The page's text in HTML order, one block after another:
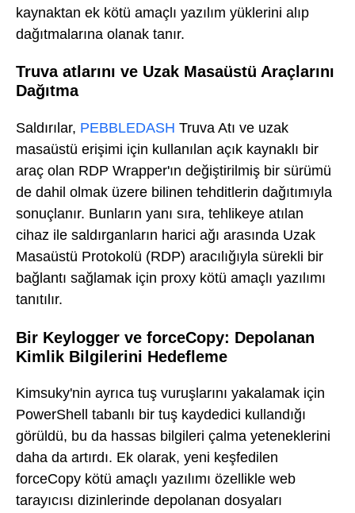
kaynaktan ek kötü amaçlı yazılım yüklerini alıp
dağıtmalarına olanak tanır.
Truva atlarını ve Uzak Masaüstü Araçlarını
Dağıtma
Saldırılar, PEBBLEDASH Truva Atı ve uzak
masaüstü erişimi için kullanılan açık kaynaklı bir
araç olan RDP Wrapper'ın değiştirilmiş bir sürümü
de dahil olmak üzere bilinen tehditlerin dağıtımıyla
sonuçlanır. Bunların yanı sıra, tehlikeye atılan
cihaz ile saldırganların harici ağı arasında Uzak
Masaüstü Protokolü (RDP) aracılığıyla sürekli bir
bağlantı sağlamak için proxy kötü amaçlı yazılımı
tanıtılır.
Bir Keylogger ve forceCopy: Depolanan
Kimlik Bilgilerini Hedefleme
Kimsuky'nin ayrıca tuş vuruşlarını yakalamak için
PowerShell tabanlı bir tuş kaydedici kullandığı
görüldü, bu da hassas bilgileri çalma yeteneklerini
daha da artırdı. Ek olarak, yeni keşfedilen
forceCopy kötü amaçlı yazılımı özellikle web
tarayıcısı dizinlerinde depolanan dosyaları